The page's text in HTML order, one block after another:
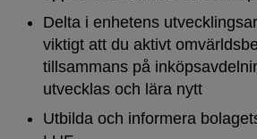
Delta i enhetens
viktigt att du aktivt
tillsammans på
utvecklas och lära nytt
Utbilda och informera